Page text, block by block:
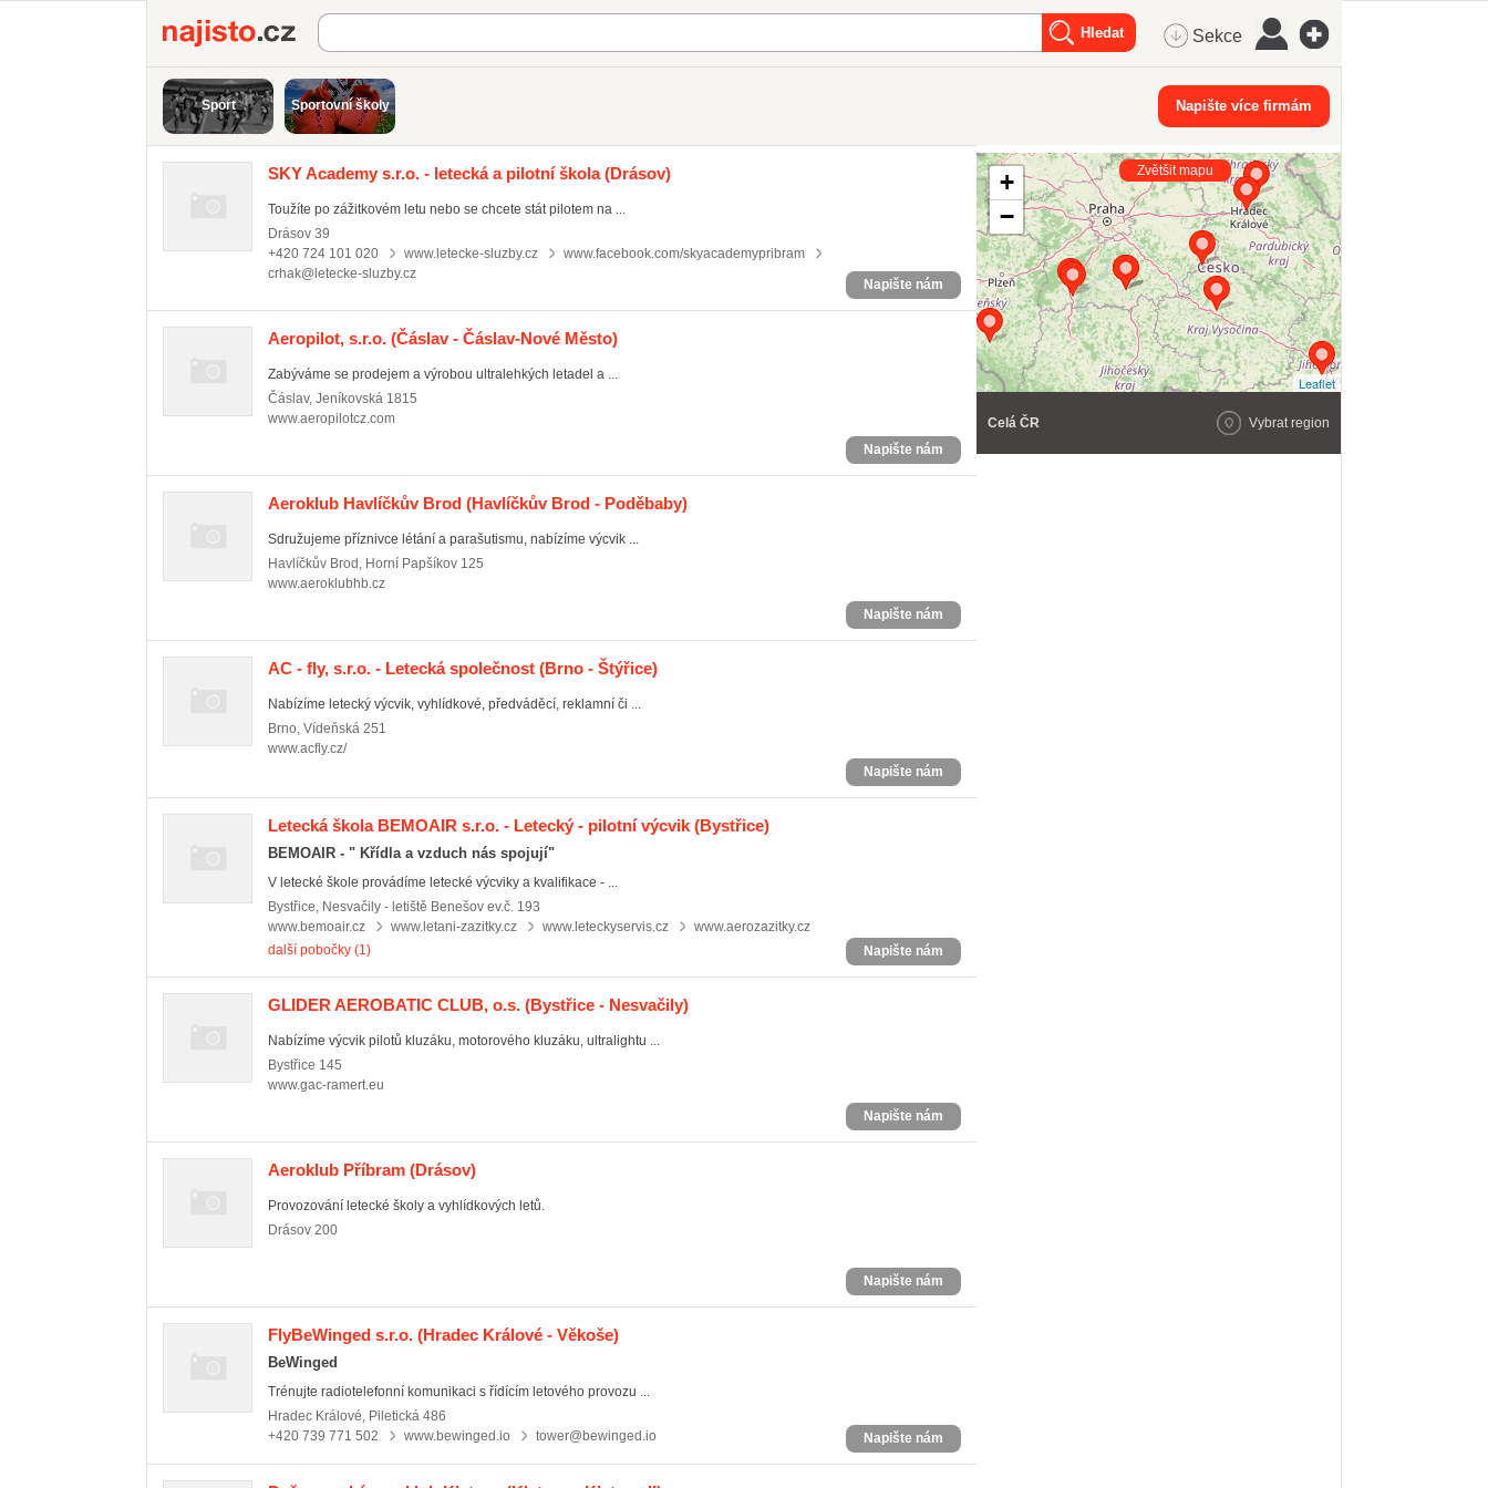
Najisto.cz Sekce
Sport Sportovní školy Napište více firmám
SKY Academy s.r.o. - letecká a pilotní škola(Drásov)
Toužíte po zážitkovém letu nebo se chcete stát pilotem na ...
Drásov 39
+420 724 101 020
www.letecke-sluzby.cz
www.facebook.com/skyacademypribram
crhak@letecke-sluzby.cz
Napište nám
Aeropilot, s.r.o. (Čáslav - Čáslav-Nové Město)
Zabýváme se prodejem a výrobou ultralehkých letadel a ...
Čáslav, Jeníkovská 1815
www.aeropilotcz.com
Napište nám
Aeroklub Havlíčkův Brod (Havlíčkův Brod - Poděbaby)
Sdružujeme příznivce létání a parašutismu, nabízíme výcvik ...
Havlíčkův Brod , Horní Papšíkov 125
www.aeroklubhb.cz
Napište nám
AC - fly, s.r.o. - Letecká společnost (Brno - Štýřice)
Nabízíme letecký výcvik, vyhlídkové, předváděcí, reklamní či ...
Brno, Vídeňská 251
www.acfly.cz/
Napište nám
Letecká škola BEMOAIR s.r.o. - Letecký - pilotní výcvik (Bystřice)
BEMOAIR - " Křídla a vzduch nás spojují"
V letecké škole provádíme letecké výcviky a kvalifikace - ...
Bystřice, Nesvačily - letiště Benešov ev.č. 193
www.bemoair.cz
www.letani-zazitky.cz www.leteckyservis.cz
www.aerozazitky.cz
další pobočky (1)
Napište nám
GLIDER AEROBATIC CLUB, o.s. (Bystřice - Nesvačily)
Nabízíme výcvik pilotů kluzáku, motorového kluzáku, ultralightu ...
Bystřice 145
www.gac-ramert.eu
Napište nám
Aeroklub Příbram (Drásov)
Provozování letecké školy a vyhlídkových letů.
Drásov 200
Napište nám
FlyBeWinged s.r.o. (Hradec Králové - Věkoše)
BeWinged
Trénujte radiotelefonní komunikaci s řídícím letového provozu ...
Hradec Králové, Piletická 486
+420 739 771 502
www.bewinged.io tower@bewinged.io Napište nám
+
−
Leaflet
Zvětšit mapu
Celá ČR Vybrat region